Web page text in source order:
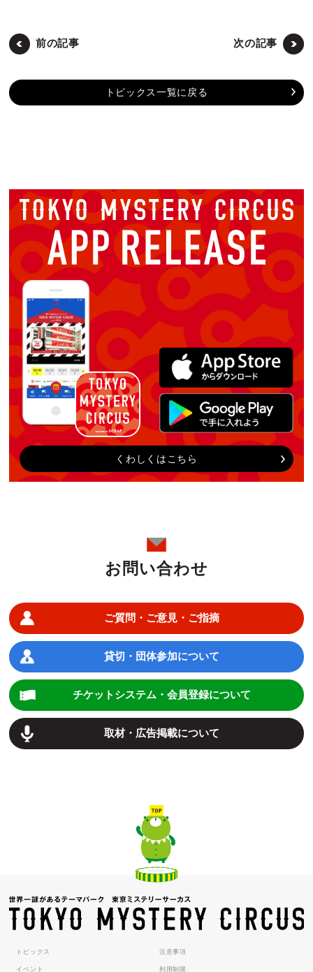
前の記事 次の記事
トピックス一覧に戻る
くわしくはこちら
お問い合わせ
ご質問・ご意見・ご指摘
貸切・団体参加について
チケットシステム・会員登録について
取材・広告掲載について
トピックス
イベント
注意事項
利用制限